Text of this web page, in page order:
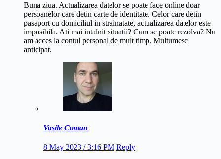
Buna ziua. Actualizarea datelor se poate face online doar
persoanelor care detin carte de identitate. Celor care detin
pasaport cu domiciliul in strainatate, actualizarea datelor este
imposibila. Ati mai intalnit situatii? Cum se poate rezolva? Nu
am acces la contul personal de mult timp. Multumesc
anticipat.
Vasile Coman
8 May 2023 / 3:16 PM Reply